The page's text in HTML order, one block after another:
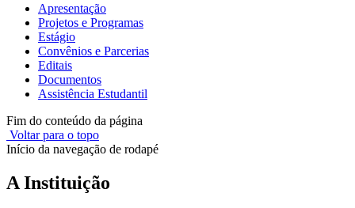
Apresentação
Projetos e Programas
Estágio
Convênios e Parcerias
Editais
Documentos
Assistência Estudantil
Fim do conteúdo da página
Voltar para o topo
Início da navegação de rodapé
A Instituição